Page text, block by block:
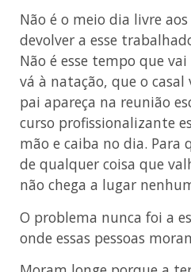
Não é o meio dia livre
devolver a esse
Não é esse tempo que
vá à natação, que o casal
pai apareça na reunião
curso profissionalizante
mão e caiba no dia. Para
de qualquer coisa que
não chega a lugar
O problema nunca foi a
onde essas pessoas